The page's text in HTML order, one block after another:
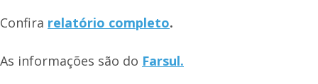
Confira relatório completo.
As informações são do Farsul.